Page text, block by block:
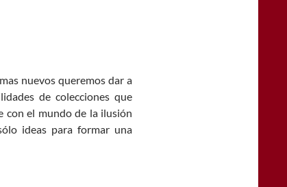
nuevos queremos dar a
de colecciones que
con el mundo de la ilusión
ideas para formar una